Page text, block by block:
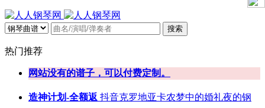
搜索
热门推荐
网站没有的谱子，可以付费定制。
造神计划-全额返 抖音克罗地亚卡农梦中的婚礼夜的钢